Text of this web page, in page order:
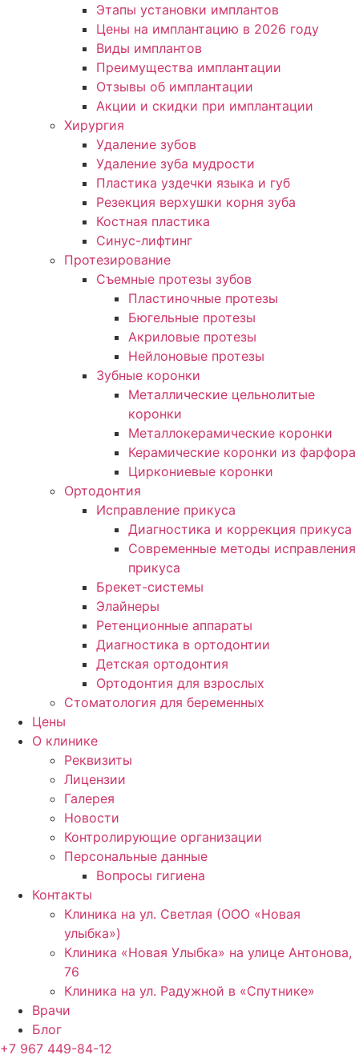
Этапы установки имплантов
Цены на имплантацию в 2026 году
Виды имплантов
Преимущества имплантации
Отзывы об имплантации
Акции и скидки при имплантации
Хирургия
Удаление зубов
Удаление зуба мудрости
Пластика уздечки языка и губ
Резекция верхушки корня зуба
Костная пластика
Синус-лифтинг
Протезирование
Съемные протезы зубов
Пластиночные протезы
Бюгельные протезы
Акриловые протезы
Нейлоновые протезы
Зубные коронки
Металлические цельнолитые
коронки
Металлокерамические коронки
Керамические коронки из фарфора
Циркониевые коронки
Ортодонтия
Исправление прикуса
Диагностика и коррекция прикуса
Современные методы исправления
прикуса
Брекет-системы
Элайнеры
Ретенционные аппараты
Диагностика в ортодонтии
Детская ортодонтия
Ортодонтия для взрослых
Стоматология для беременных
Цены
О клинике
Реквизиты
Лицензии
Галерея
Новости
Контролирующие организации
Персональные данные
Вопросы гигиена
Контакты
Клиника на ул. Светлая (ООО «Новая
улыбка»)
Клиника «Новая Улыбка» на улице Антонова,
76
Клиника на ул. Радужной в «Спутнике»
Врачи
Блог
+7 967 449-84-12